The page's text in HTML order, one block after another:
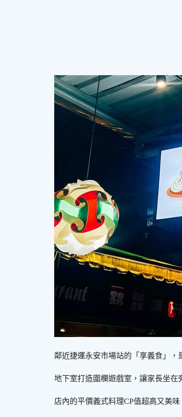
鄰近捷運永安市場站的「享義食」
地下室打造圍欄遊戲室，讓家長坐
店內的平價義式料理CP值超高又美